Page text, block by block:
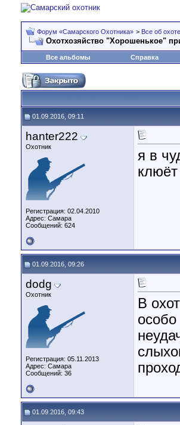
Форум «Самарского Охотника» > Все об охоте
Охотхозяйство "Хорошенькое"
Все альбомы Справка
01.09.2016, 09:11
hanter222
Охотник
Регистрация: 02.04.2010
Адрес: Самара
Сообщений: 624
я в
01.09.2016, 09:26
dodg
Охотник
Регистрация: 05.11.2013
Адрес: Самара
Сообщений: 36
В
01.09.2016, 09:43